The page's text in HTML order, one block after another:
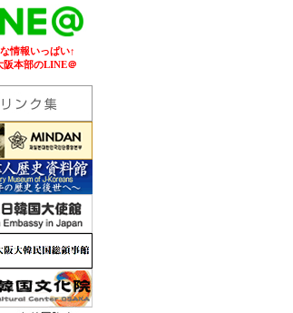
情報いっぱい↑
阪本部のLINE＠